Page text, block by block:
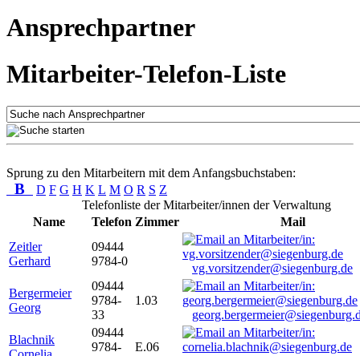
Ansprechpartner
Mitarbeiter-Telefon-Liste
Sprung zu den Mitarbeitern mit dem Anfangsbuchstaben:
B D F G H K L M O R S Z
Telefonliste der Mitarbeiter/innen der Verwaltung
Name
Telefon Zimmer
Mail
Zeitler
Gerhard
09444
9784-0
vg.vorsitzender@siegenburg.de
Bergermeier
Georg
09444
9784-
33
1.03
Blachnik
09444
9784-
E.06